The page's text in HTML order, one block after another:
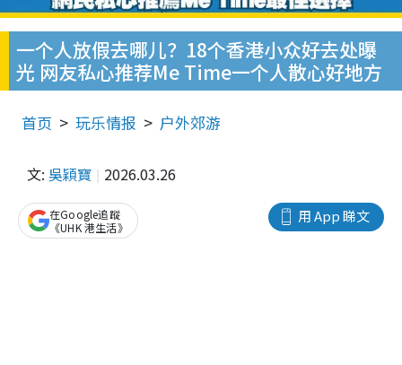
一个人放假去哪儿？18个香港小众好去处曝
光 网友私心推荐Me Time一个人散心好地方
首页 玩乐情报 户外郊游
文: 吳穎寶 2026.03.26
用 App 睇文
在Google追蹤
《UHK 港生活》